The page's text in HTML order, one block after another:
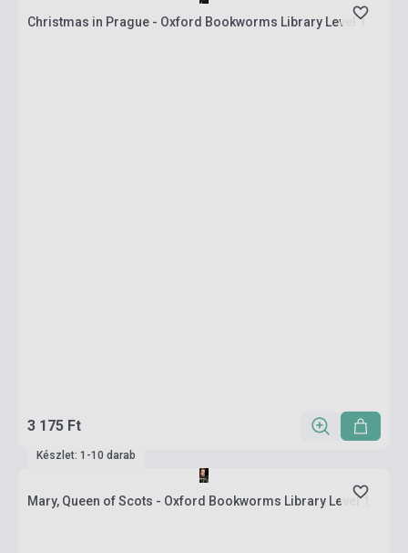
Christmas in Prague - Oxford Bookworms Library Level 1
3 175 Ft
Készlet: 1-10 darab
Mary, Queen of Scots - Oxford Bookworms Library Level 1